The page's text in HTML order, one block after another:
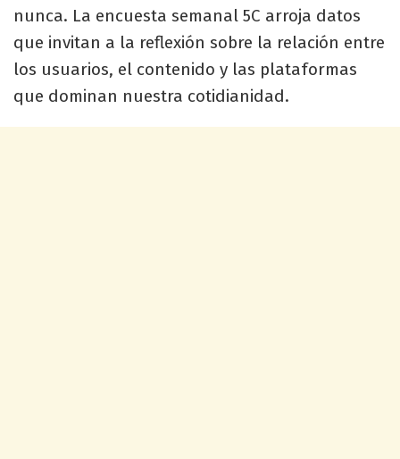
nunca. La encuesta semanal 5C arroja datos
que invitan a la reflexión sobre la relación entre
los usuarios, el contenido y las plataformas
que dominan nuestra cotidianidad.